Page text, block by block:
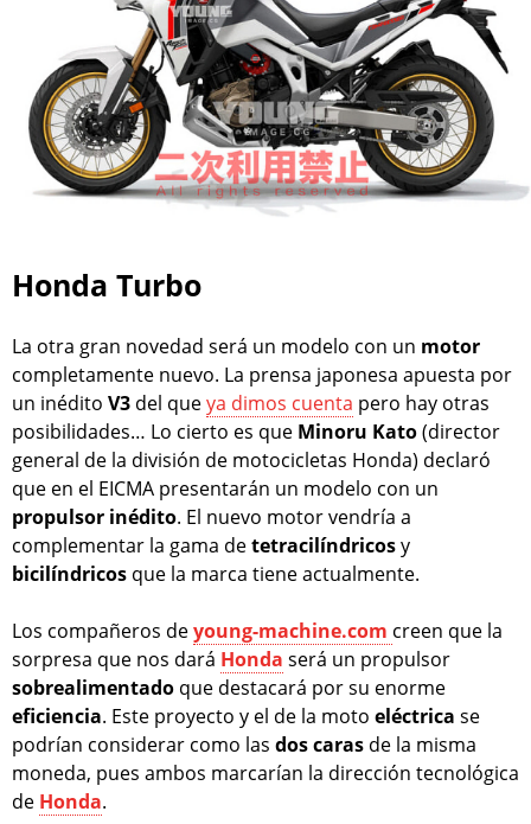
Honda Turbo
La otra gran novedad será un modelo con un motor
completamente nuevo. La prensa japonesa apuesta por
un inédito V3 del queya dimos cuenta pero hay otras
posibilidades… Lo cierto es que Minoru Kato(director
general de la división de motocicletas Honda) declaró
que en el EICMA presentarán un modelo con un
propulsor inédito. El nuevo motor vendría a
complementar la gama detetracilíndricosy
bicilíndricos que la marca tiene actualmente.
Los compañeros deyoung-machine.com creen que la
sorpresa que nos dará Honda será un propulsor
sobrealimentado que destacará por su enorme
eficiencia. Este proyecto y el de la moto eléctrica se
podrían considerar como las doscaras de la misma
moneda, pues ambos marcarían la dirección tecnológica
de Honda.